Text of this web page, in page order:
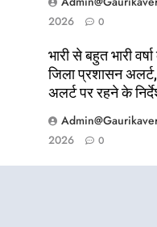
2026
0
भारी से बहुत भारी
जिला प्रशासन अलर्ट,
अलर्ट पर रहने के
2026
0